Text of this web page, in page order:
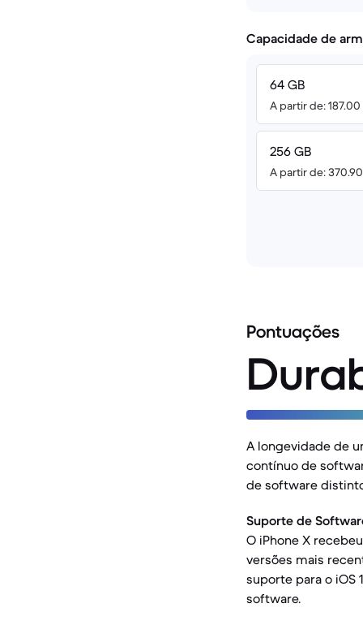
Capacidade de
64 GB
A partir de: 187.00
256 GB
A partir de: 370.90
Pontuações
A longevidade de
contínuo de
de software
Suporte de
O iPhone X
versões mais
suporte para o iOS
software.